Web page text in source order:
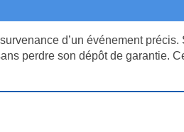
d’un événement précis.
perdre son dépôt de garantie.